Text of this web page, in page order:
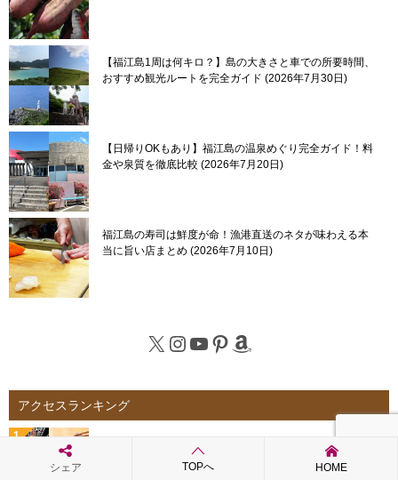
【福江島1周は何キロ？】島の大きさと車での所要時間、
おすすめ観光ルートを完全ガイド 2026年7月30日
【日帰りOKもあり】福江島の温泉めぐり完全ガイド！料
金や泉質を徹底比較 2026年7月20日
福江島の寿司は鮮度が命！漁港直送のネタが味わえる本
当に旨い店まとめ 2026年7月10日
X Instagram
YouTube
Pinterest
Amazon
アクセスランキング
芽が出たさつまいも、原因は保存方法？食べ方と長持ち
させるコツを解説
シェア TOPへ HOME